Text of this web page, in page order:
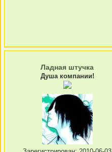
Ладная штучка
Душа компании!